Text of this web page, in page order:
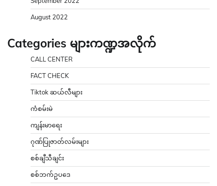
August 2022
Categories များကဏ္ဍအလိုက်
CALL CENTER
FACT CHECK
Tiktok ဆယ်လီများ
ကံစမ်းမဲ
ကျန်းမာရေး
ဂုဏ်ပြုဇာတ်လမ်းများ
စစ်ချီသီချင်း
စစ်ဘက်ဥပဒေ